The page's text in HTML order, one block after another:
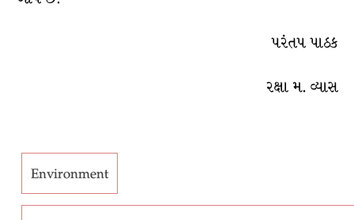
પરંતપ પાઠક
રક્ષા મ. વ્યાસ
Environment